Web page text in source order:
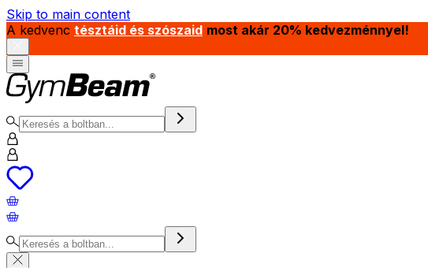
Skip to main content
A kedvenc tésztáid és szószaid most akár 20% kedvezménnyel!